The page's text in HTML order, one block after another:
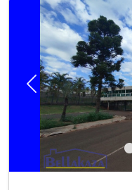
Previous